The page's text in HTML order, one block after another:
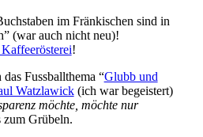
im Fränkischen sind in
(war auch nicht neu)!
!
Fussballthema “Glubb und
Watzlawick(ich war begeistert)
möchte, möchte nur
zum Grübeln.